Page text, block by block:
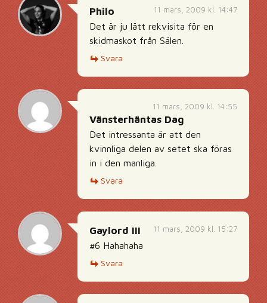
11 mars, 2009 kl. 14:47
Philo
Det är ju lätt rekvisita för en
skidmaskot från Sälen.
Svara
11 mars, 2009 kl. 14:55
Vänsterhäntas Dag
Det intressanta är att den
kvinnliga delen av setet ska föras
in i den manliga.
Svara
11 mars, 2009 kl. 15:27
Gaylord III
#6 Hahahaha
Svara